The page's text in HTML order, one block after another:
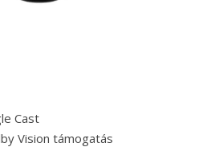
Cast
Vision támogatás